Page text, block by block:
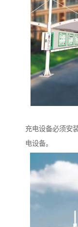
充电设备必须安
电设备。